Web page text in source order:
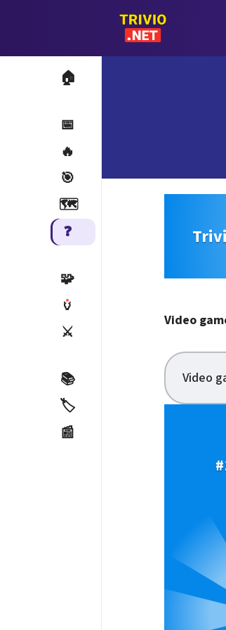
🏠
📅
🔥
🎯
🗺️
❓
🧩
🏺
⚔️
📚
🏷️
📰
Video
Video